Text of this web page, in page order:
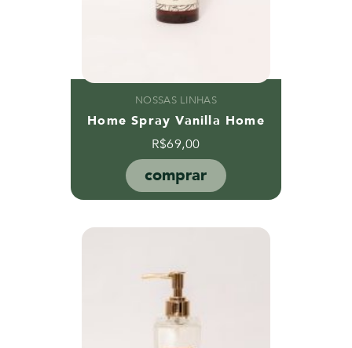
NOSSAS LINHAS
Home Spray Vanilla Home
R$69,00
comprar